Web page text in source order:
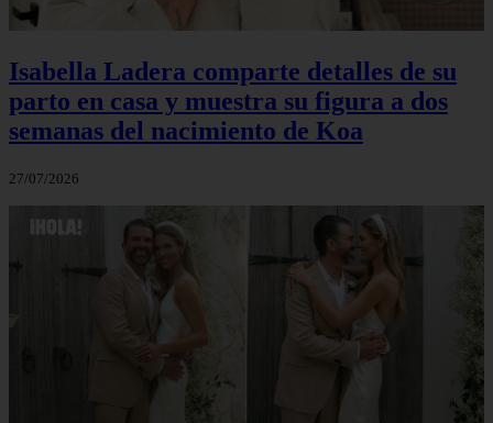
Isabella Ladera comparte detalles de su
parto en casa y muestra su figura a dos
semanas del nacimiento de Koa
27/07/2026